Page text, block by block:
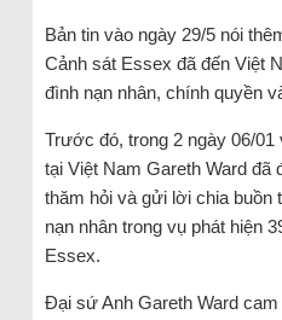
Bản tin vào ngày 29/5 nói
Cảnh sát Essex đã đến Việt
đình nạn nhân, chính quyền
Trước đó, trong 2 ngày 06/
tại Việt Nam Gareth Ward đã
thăm hỏi và gửi lời chia buồn
nạn nhân trong vụ phát hiện
Essex.
Đại sứ Anh Gareth Ward